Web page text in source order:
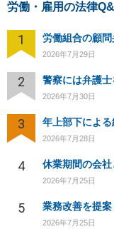
労働・雇用の法律
1 労働組合の顧
2026年7月29日
2
2026年7月30日
3 年上部下によ
2026年7月28日
4 休業期間の会
2026年7月25日
5
2026年7月25日